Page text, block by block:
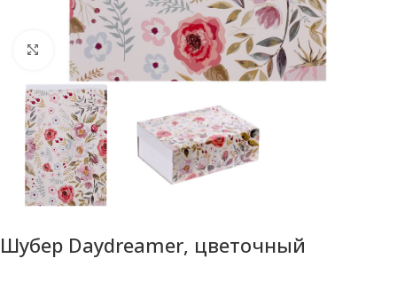
Нажмите, чтобы увеличить
Шубер Daydreamer, цветочный